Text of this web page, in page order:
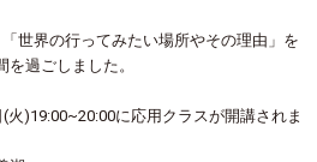
世界の行ってみたい場所やその理由」を
過ごしました。
(火)19:00~20:00に応用クラスが開講されま